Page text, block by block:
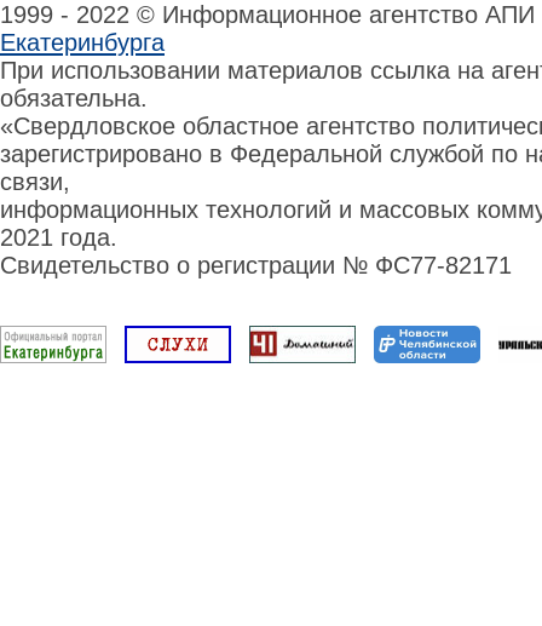
1999 - 2022 © Информационное агентство
Екатеринбурга
При использовании материалов ссылка на
обязательна.
«Свердловское областное агентство
зарегистрировано в Федеральной службой по
связи,
информационных технологий и массовых
2021 года.
Свидетельство о регистрации № ФС77-82171